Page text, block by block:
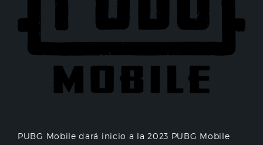
PUBG Mobile dará inicio a la 2023 PUBG Mobile